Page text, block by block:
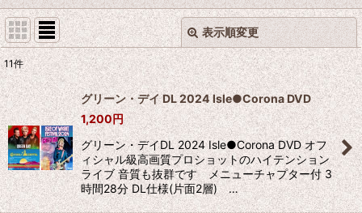
表示順変更
表示数:
並び順:
絞り込む
閉じる
11件
グリーン・デイ DL 2024 Isle●Corona DVD
1,200円
グリーン・デイDL 2024 Isle●Corona DVD オフ
ィシャル級高画質プロショットのハイテンション
ライブ 音質も抜群です メニューチャプター付 3
時間28分 DL仕様(片面2層) …